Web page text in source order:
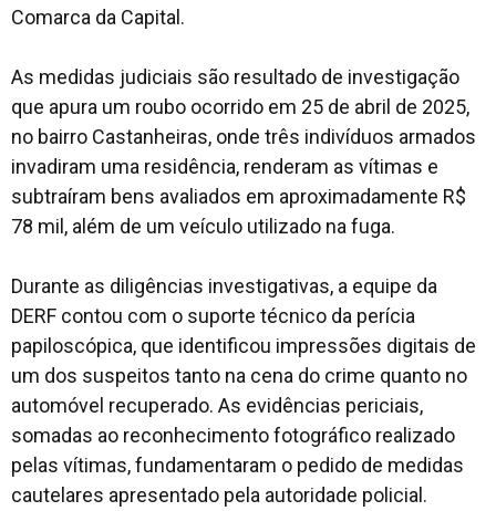
Comarca da Capital.
As medidas judiciais são resultado de investigação
que apura um roubo ocorrido em 25 de abril de 2025,
no bairro Castanheiras, onde três indivíduos armados
invadiram uma residência, renderam as vítimas e
subtraíram bens avaliados em aproximadamente R$
78 mil, além de um veículo utilizado na fuga.
Durante as diligências investigativas, a equipe da
DERF contou com o suporte técnico da perícia
papiloscópica, que identificou impressões digitais de
um dos suspeitos tanto na cena do crime quanto no
automóvel recuperado. As evidências periciais,
somadas ao reconhecimento fotográfico realizado
pelas vítimas, fundamentaram o pedido de medidas
cautelares apresentado pela autoridade policial.